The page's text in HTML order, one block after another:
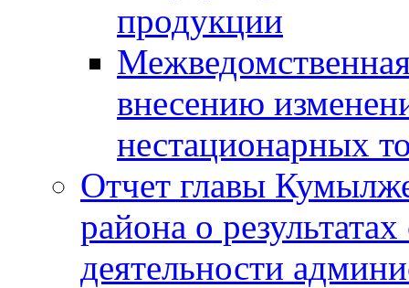
продукции
внесению
нестационарных
Отчет главы
района о
деятельности